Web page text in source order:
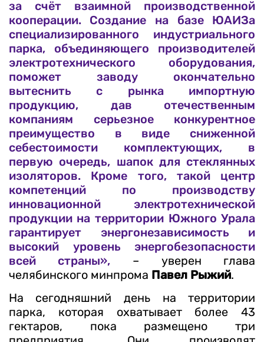
за счёт взаимной производственной
кооперации. Создание на базе ЮАИЗа
специализированного индустриального
парка, объединяющего производителей
электротехнического оборудования,
поможет заводу окончательно
вытеснить с рынка импортную
продукцию, дав отечественным
компаниям серьезное конкурентное
преимущество в виде сниженной
себестоимости комплектующих, в
первую очередь, шапок для стеклянных
изоляторов. Кроме того, такой центр
компетенций по производству
инновационной электротехнической
продукции на территории Южного Урала
гарантирует энергонезависимость и
высокий уровень энергобезопасности
всей страны», – уверен глава
челябинского минпрома Павел Рыжий.
На сегодняшний день на территории
парка, которая охватывает более 43
гектаров, пока размещено три